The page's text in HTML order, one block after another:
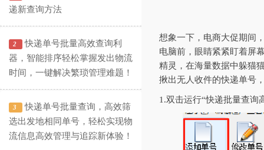
递新查询方法
2
快递单号批量高效查询利
器，智能排序轻松掌握发出物流
时间，一键解决繁琐管理难题！
3
快递单号批量查询，高效筛
选出发地相同单号，轻松实现物
流信息高效管理与追踪新体验！
想象一下，电商大促期间
电脑前，眼睛紧紧盯着屏
精灵，在海量数据中躲猫
揪出无人收件的快递单号
1.双击运行“快递批量查询